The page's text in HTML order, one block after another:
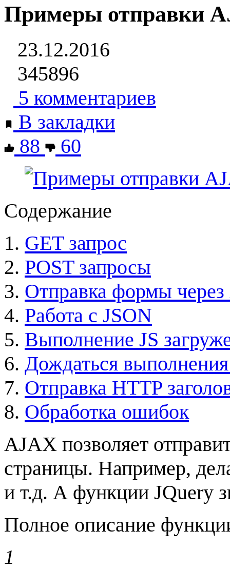
Примеры отправки
23.12.2016
345896
5 комментариев
В закладки
88
60
Содержание
GET запрос
POST запросы
Отправка формы
Работа с JSON
Выполнение JS
Дождаться
Отправка HTTP
Обработка ошибок
AJAX позволяет
страницы. Например,
и т.д. А функции JQuery
Полное описание
1